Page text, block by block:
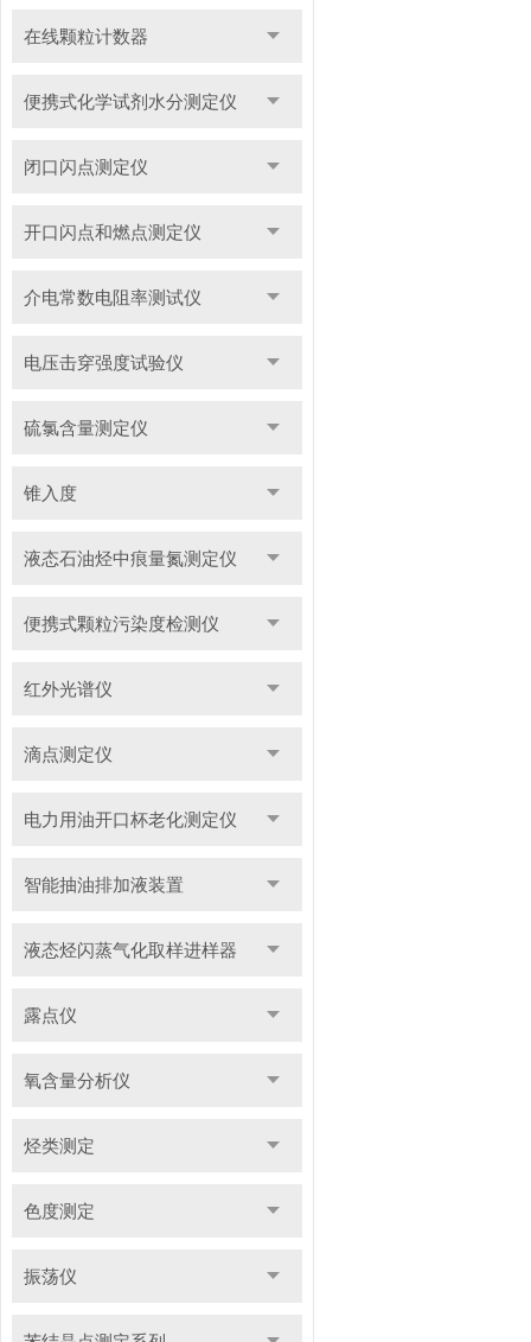
在线颗粒计数器
便携式化学试剂水分测定仪
闭口闪点测定仪
开口闪点和燃点测定仪
介电常数电阻率测试仪
电压击穿强度试验仪
硫氯含量测定仪
锥入度
液态石油烃中痕量氮测定仪
便携式颗粒污染度检测仪
红外光谱仪
滴点测定仪
电力用油开口杯老化测定仪
智能抽油排加液装置
液态烃闪蒸气化取样进样器
露点仪
氧含量分析仪
烃类测定
色度测定
振荡仪